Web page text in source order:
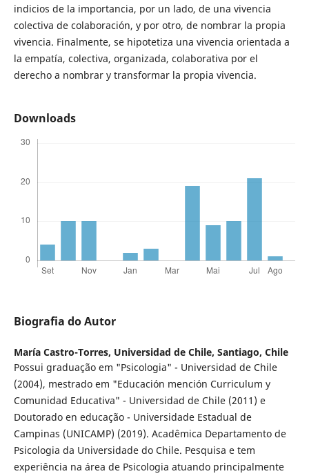
indicios de la importancia, por un lado, de una vivencia
colectiva de colaboración, y por otro, de nombrar la propia
vivencia. Finalmente, se hipotetiza una vivencia orientada a
la empatía, colectiva, organizada, colaborativa por el
derecho a nombrar y transformar la propia vivencia.
Downloads
Biografia do Autor
María Castro-Torres, Universidad de Chile, Santiago, Chile
Possui graduação em "Psicologia" - Universidad de Chile
(2004), mestrado em "Educación mención Curriculum y
Comunidad Educativa" - Universidad de Chile (2011) e
Doutorado en educação - Universidade Estadual de
Campinas (UNICAMP) (2019). Acadêmica Departamento de
Psicologia da Universidade do Chile. Pesquisa e tem
experiência na área de Psicologia atuando principalmente